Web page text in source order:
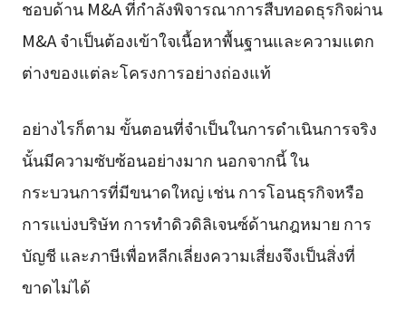
ชอบด้าน M&A ที่กำลังพิจารณาการสืบทอดธุรกิจผ่าน
M&A จำเป็นต้องเข้าใจเนื้อหาพื้นฐานและความแตก
ต่างของแต่ละโครงการอย่างถ่องแท้
อย่างไรก็ตาม ขั้นตอนที่จำเป็นในการดำเนินการจริง
นั้นมีความซับซ้อนอย่างมาก นอกจากนี้ ใน
กระบวนการที่มีขนาดใหญ่ เช่น การโอนธุรกิจหรือ
การแบ่งบริษัท การทำดิวดิลิเจนซ์ด้านกฎหมาย การ
บัญชี และภาษีเพื่อหลีกเลี่ยงความเสี่ยงจึงเป็นสิ่งที่
ขาดไม่ได้